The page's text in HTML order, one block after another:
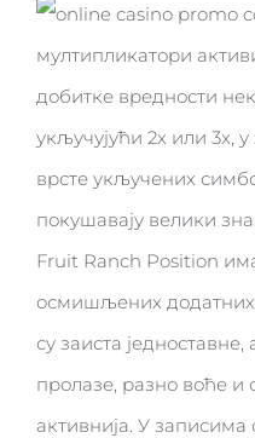
мултипликатори
добитке вредности
укључујући 2x или 3x,
врсте укључених
покушавају велики
Fruit Ranch Position
осмишљених
су заиста
пролазе, разно воће и
активнија. У записима